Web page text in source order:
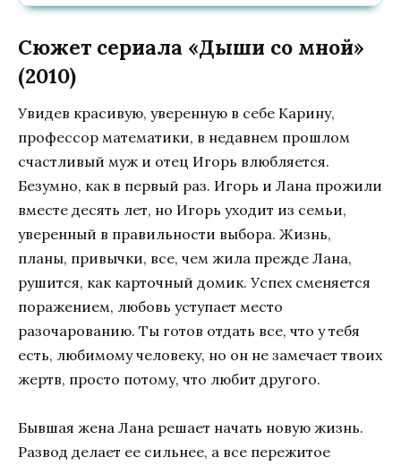
Сюжет сериала «Дыши со мной»
(2010)
Увидев красивую, уверенную в себе Карину,
профессор математики, в недавнем прошлом
счастливый муж и отец Игорь влюбляется.
Безумно, как в первый раз. Игорь и Лана прожили
вместе десять лет, но Игорь уходит из семьи,
уверенный в правильности выбора. Жизнь,
планы, привычки, все, чем жила прежде Лана,
рушится, как карточный домик. Успех сменяется
поражением, любовь уступает место
разочарованию. Ты готов отдать все, что у тебя
есть, любимому человеку, но он не замечает твоих
жертв, просто потому, что любит другого.
Бывшая жена Лана решает начать новую жизнь.
Развод делает ее сильнее, а все пережитое